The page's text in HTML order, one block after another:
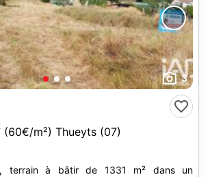
3
(60€/m²) Thueyts (07)
terrain à bâtir de 1331 m² dans un